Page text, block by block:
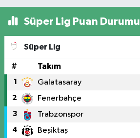
Süper Lig Puan Durumu
Süper Lig
# Takım
1 Galatasaray
2 Fenerbahçe
3 Trabzonspor
4 Beşiktaş